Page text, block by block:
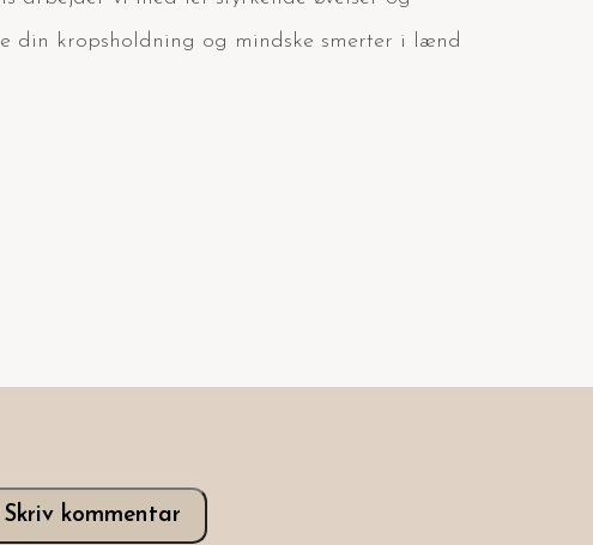
din kropsholdning og mindske smerter i lænd
Skriv kommentar